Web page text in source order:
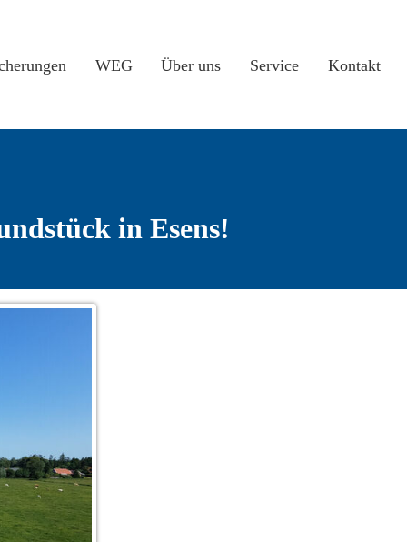
WEG Über uns Service Kontakt
in Esens!